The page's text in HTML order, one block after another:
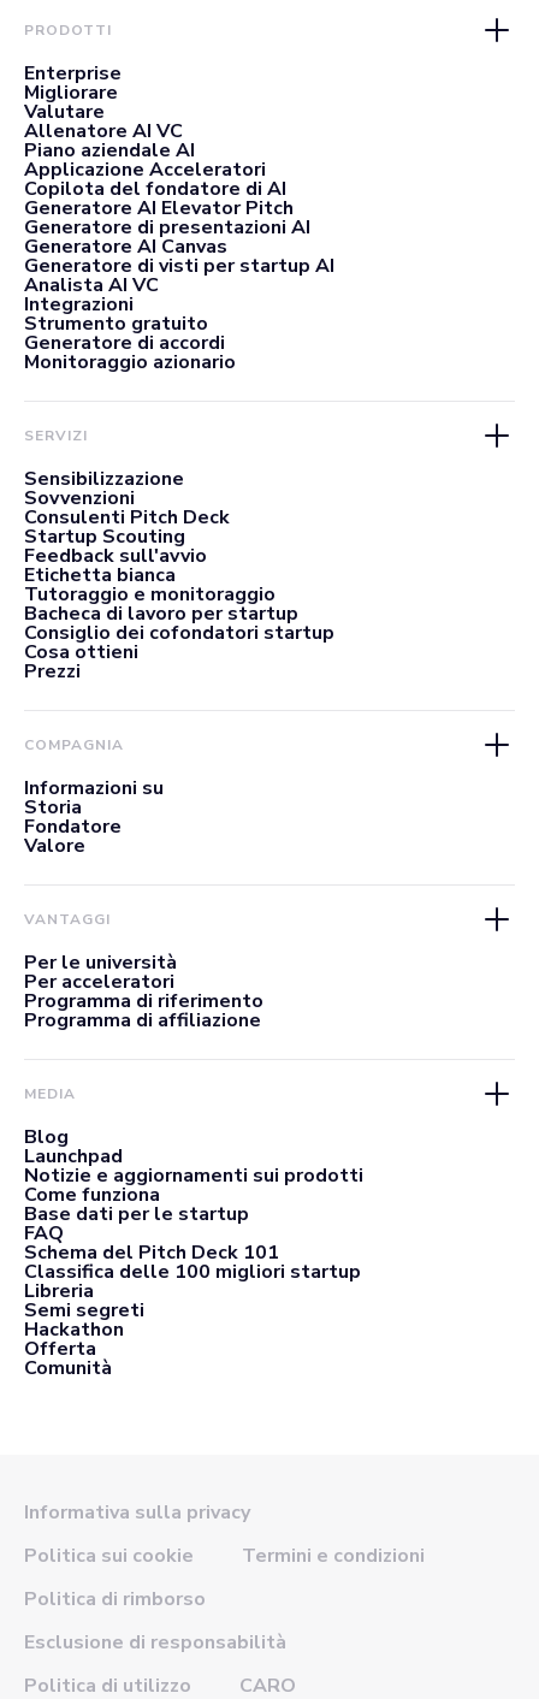
PRODOTTI
Enterprise
Migliorare
Valutare
Allenatore AI VC
Piano aziendale AI
Applicazione Acceleratori
Copilota del fondatore di AI
Generatore AI Elevator Pitch
Generatore di presentazioni AI
Generatore AI Canvas
Generatore di visti per startup AI
Analista AI VC
Integrazioni
Strumento gratuito
Generatore di accordi
Monitoraggio azionario
SERVIZI
Sensibilizzazione
Sovvenzioni
Consulenti Pitch Deck
Startup Scouting
Feedback sull'avvio
Etichetta bianca
Tutoraggio e monitoraggio
Bacheca di lavoro per startup
Consiglio dei cofondatori startup
Cosa ottieni
Prezzi
COMPAGNIA
Informazioni su
Storia
Fondatore
Valore
VANTAGGI
Per le università
Per acceleratori
Programma di riferimento
Programma di affiliazione
MEDIA
Blog
Launchpad
Notizie e aggiornamenti sui prodotti
Come funziona
Base dati per le startup
FAQ
Schema del Pitch Deck 101
Classifica delle 100 migliori startup
Libreria
Semi segreti
Hackathon
Offerta
Comunità
Informativa sulla privacy
Politica sui cookie
Termini e condizioni
Politica di rimborso
Esclusione di responsabilità
Politica di utilizzo
CARO